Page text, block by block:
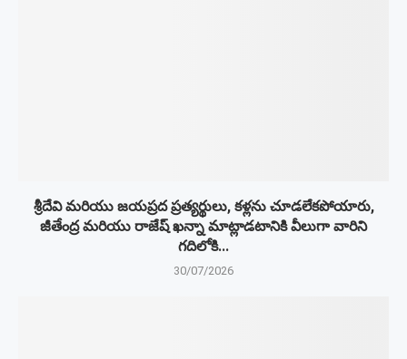
శ్రీదేవి మరియు జయప్రద ప్రత్యర్థులు, కళ్లను చూడలేకపోయారు,
జీతేంద్ర మరియు రాజేష్ ఖన్నా మాట్లాడటానికి వీలుగా వారిని
గదిలోకి...
30/07/2026